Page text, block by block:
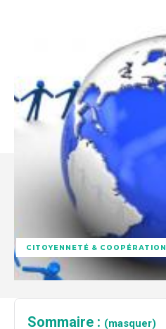
CITOYENNETÉ & COOPÉRATION
Sommaire : (masquer)